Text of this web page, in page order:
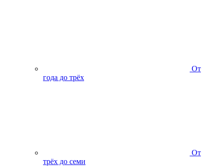
От
года до трёх
От
трёх до семи